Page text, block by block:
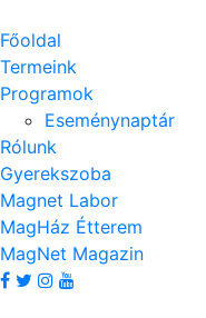
Főoldal
Termeink
Programok
Eseménynaptár
Rólunk
Gyerekszoba
Magnet Labor
MagHáz Étterem
MagNet Magazin